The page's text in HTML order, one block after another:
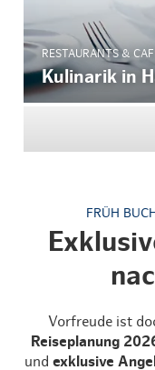
RESTAURANTS &
Kulinarik in
FRÜH
Vorfreude ist
Reiseplanung
und exklusive